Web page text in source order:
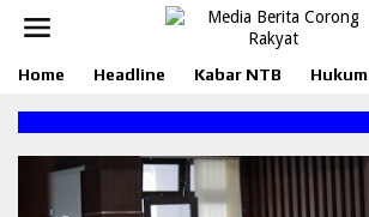
Home Headline Kabar NTB